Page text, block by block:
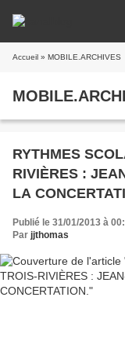
Accueil » MOBILE.ARCHIVES
RYTHMES
RIVIÈRES :
LA
Publié le 31/01/2013 à
Par jjthomas